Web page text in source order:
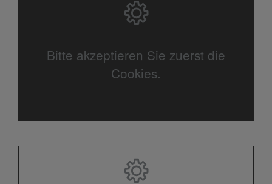
Bitte akzeptieren Sie zuerst die
Cookies.